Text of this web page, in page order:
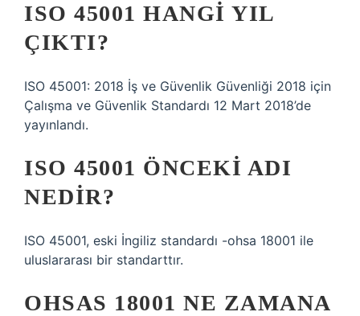
ISO 45001 HANGI YIL
ÇIKTI?
ISO 45001: 2018 İş ve Güvenlik Güvenliği 2018 için
Çalışma ve Güvenlik Standardı 12 Mart 2018’de
yayınlandı.
ISO 45001 ÖNCEKI ADI
NEDIR?
ISO 45001, eski İngiliz standardı -ohsa 18001 ile
uluslararası bir standarttır.
OHSAS 18001 NE ZAMANA